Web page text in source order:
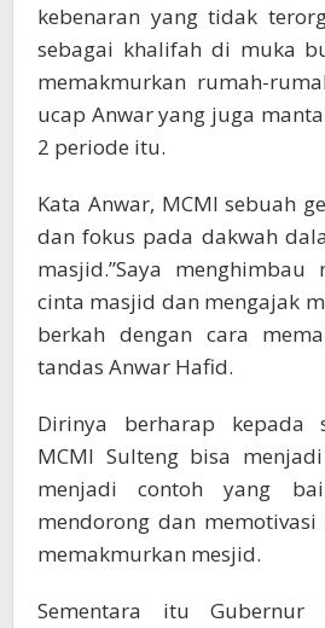
kebenaran yang tidak
sebagai khalifah di muka
memakmurkan rumah-
ucap Anwar yang juga
2 periode itu.
Kata Anwar, MCMI sebuah
dan fokus pada dakwah
masjid.”Saya
cinta masjid dan mengajak
berkah dengan cara
tandas Anwar Hafid.
Dirinya berharap kepada
MCMI Sulteng bisa
menjadi contoh yang
mendorong dan
memakmurkan mesjid.
Sementara itu Gubernur